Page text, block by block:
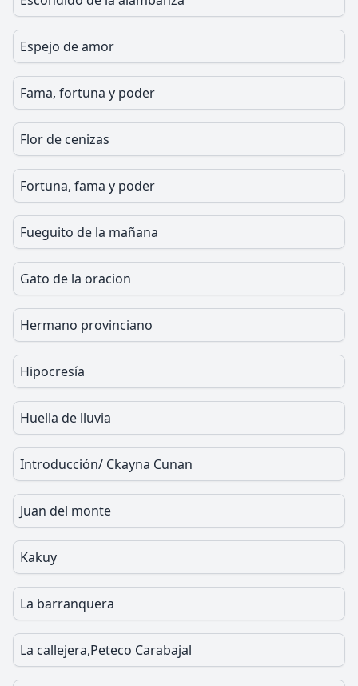
Espejo de amor
Fama, fortuna y poder
Flor de cenizas
Fortuna, fama y poder
Fueguito de la mañana
Gato de la oracion
Hermano provinciano
Hipocresía
Huella de lluvia
Introducción/ Ckayna Cunan
Juan del monte
Kakuy
La barranquera
La callejera,Peteco Carabajal